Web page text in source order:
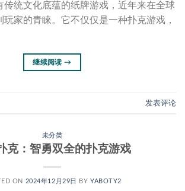
传统文化底蕴的纸牌游戏，近年来在全球
家的青睐。它不仅仅是一种扑克游戏，
继续阅读→
发表评论
未分类
克：智勇双全的扑克游戏
ON 2024年12月29日 BYYABOTY2